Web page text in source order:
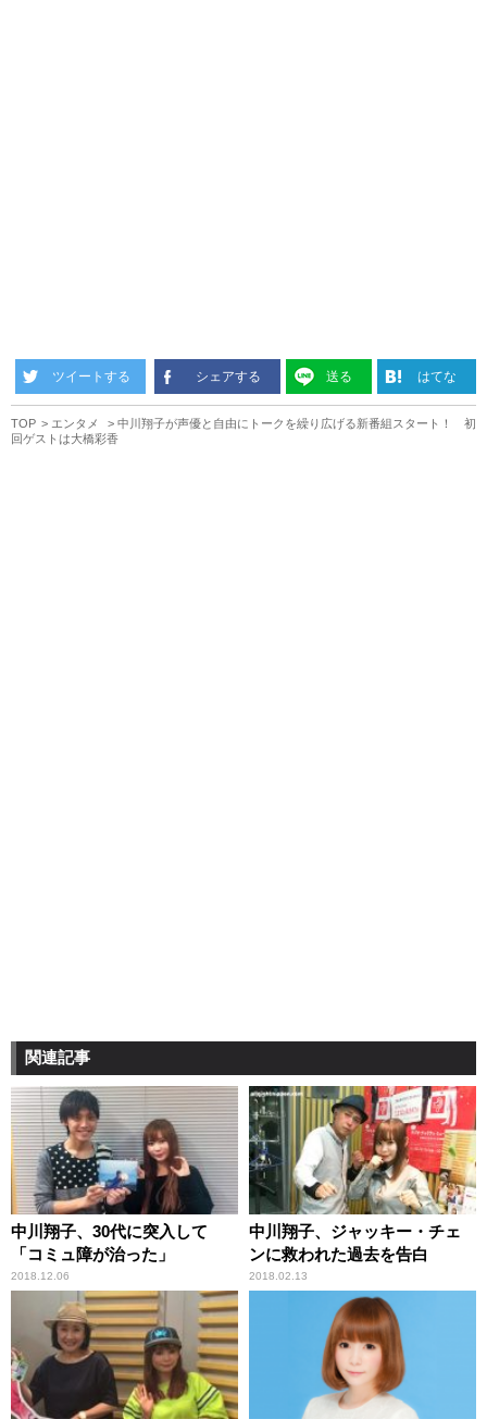
ツイートする シェアする 送る はてな
TOP エンタメ
中川翔子が声優と自由にトークを繰り広げる新番組スタート！ 初
回ゲストは大橋彩香
関連記事
中川翔子、30代に突入して
「コミュ障が治った」
2018.12.06
中川翔子、ジャッキー・チェ
ンに救われた過去を告白
2018.02.13